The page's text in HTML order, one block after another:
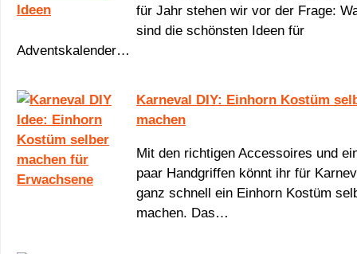
für Jahr stehen wir vor der Frage:
sind die schönsten Ideen für
Adventskalender…
Karneval DIY: Einhorn Kostüm
machen
Mit den richtigen Accessoires und
paar Handgriffen könnt ihr für
ganz schnell ein Einhorn Kostüm
machen. Das…